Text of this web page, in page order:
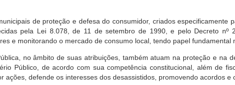
de proteção e defesa do consumidor, criados especificamente
pela Lei 8.078, de 11 de setembro de 1990, e pelo Decreto
e monitorando o mercado de consumo local, tendo papel
no âmbito de suas atribuições, também atuam na proteção e na
Público, de acordo com sua competência constitucional, além de
ações, defende os interesses dos desassistidos, promovendo acordos e